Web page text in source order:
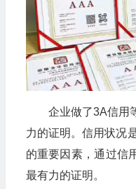
企业做了3A信用
力的证明。信用状况
的重要因素，通过信
最有力的证明。